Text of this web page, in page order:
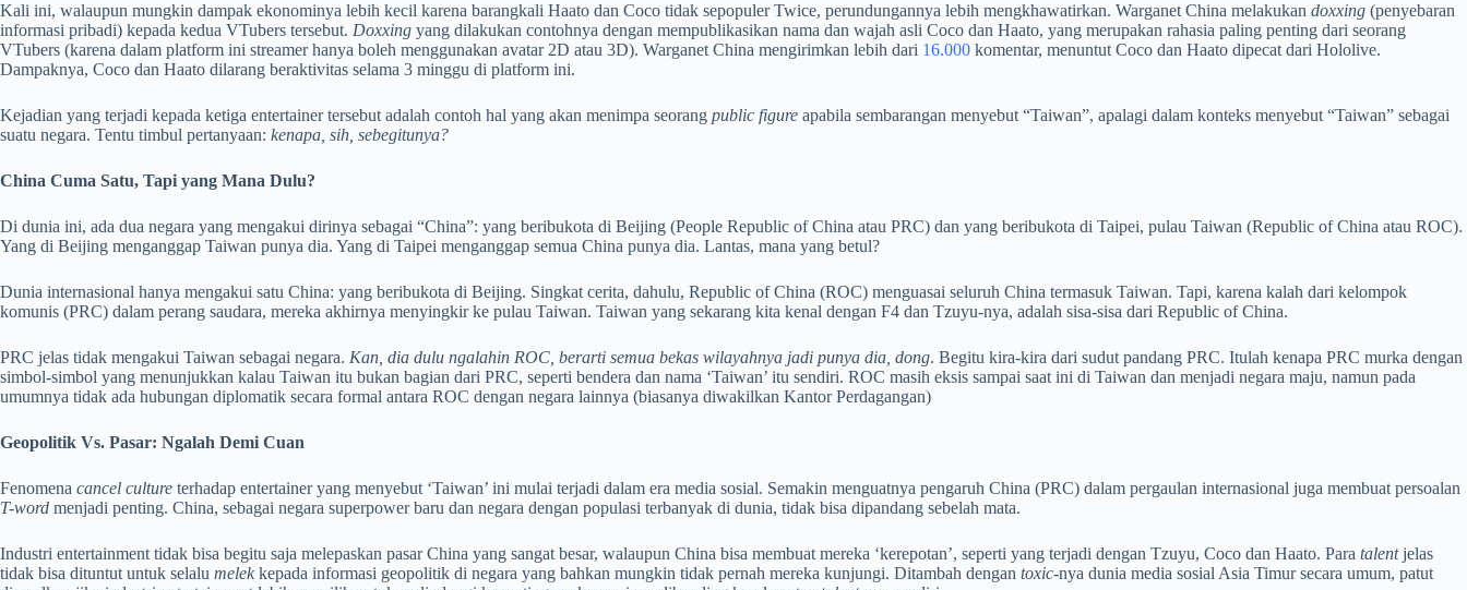
Kali ini, walaupun mungkin dampak ekonominya lebih kecil karena barangkali Haato dan Coco tidak sepopuler Twice, perundungannya lebih mengkhawatirkan. Warganet China melakukan doxxing (penyebaran
informasi pribadi) kepada kedua VTubers tersebut. Doxxing yang dilakukan contohnya dengan mempublikasikan nama dan wajah asli Coco dan Haato, yang merupakan rahasia paling penting dari seorang
VTubers (karena dalam platform ini streamer hanya boleh menggunakan avatar 2D atau 3D). Warganet China mengirimkan lebih dari 16.000 komentar, menuntut Coco dan Haato dipecat dari Hololive.
Dampaknya, Coco dan Haato dilarang beraktivitas selama 3 minggu di platform ini.
Kejadian yang terjadi kepada ketiga entertainer tersebut adalah contoh hal yang akan menimpa seorang public figure apabila sembarangan menyebut “Taiwan”, apalagi dalam konteks menyebut “Taiwan” sebagai
suatu negara. Tentu timbul pertanyaan: kenapa, sih, sebegitunya?
China Cuma Satu, Tapi yang Mana Dulu?
Di dunia ini, ada dua negara yang mengakui dirinya sebagai “China”: yang beribukota di Beijing (People Republic of China atau PRC) dan yang beribukota di Taipei, pulau Taiwan (Republic of China atau ROC).
Yang di Beijing menganggap Taiwan punya dia. Yang di Taipei menganggap semua China punya dia. Lantas, mana yang betul?
Dunia internasional hanya mengakui satu China: yang beribukota di Beijing. Singkat cerita, dahulu, Republic of China (ROC) menguasai seluruh China termasuk Taiwan. Tapi, karena kalah dari kelompok
komunis (PRC) dalam perang saudara, mereka akhirnya menyingkir ke pulau Taiwan. Taiwan yang sekarang kita kenal dengan F4 dan Tzuyu-nya, adalah sisa-sisa dari Republic of China.
PRC jelas tidak mengakui Taiwan sebagai negara. Kan, dia dulu ngalahin ROC, berarti semua bekas wilayahnya jadi punya dia, dong. Begitu kira-kira dari sudut pandang PRC. Itulah kenapa PRC murka dengan
simbol-simbol yang menunjukkan kalau Taiwan itu bukan bagian dari PRC, seperti bendera dan nama ‘Taiwan’ itu sendiri. ROC masih eksis sampai saat ini di Taiwan dan menjadi negara maju, namun pada
umumnya tidak ada hubungan diplomatik secara formal antara ROC dengan negara lainnya (biasanya diwakilkan Kantor Perdagangan)
Geopolitik Vs. Pasar: Ngalah Demi Cuan
Fenomena cancel culture terhadap entertainer yang menyebut ‘Taiwan’ ini mulai terjadi dalam era media sosial. Semakin menguatnya pengaruh China (PRC) dalam pergaulan internasional juga membuat persoalan
T-word menjadi penting. China, sebagai negara superpower baru dan negara dengan populasi terbanyak di dunia, tidak bisa dipandang sebelah mata.
Industri entertainment tidak bisa begitu saja melepaskan pasar China yang sangat besar, walaupun China bisa membuat mereka ‘kerepotan’, seperti yang terjadi dengan Tzuyu, Coco dan Haato. Para talentjelas
tidak bisa dituntut untuk selalu melek kepada informasi geopolitik di negara yang bahkan mungkin tidak pernah mereka kunjungi. Ditambah dengan toxic-nya dunia media sosial Asia Timur secara umum, patut